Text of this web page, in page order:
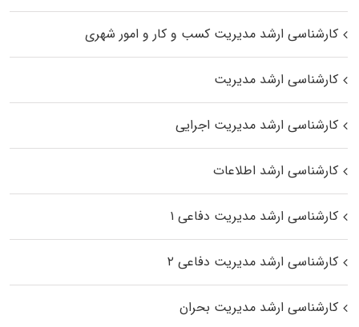
کارشناسی ارشد مدیریت کسب و کار و امور شهری
کارشناسی ارشد مدیریت
کارشناسی ارشد مدیریت اجرایی
کارشناسی ارشد اطلاعات
کارشناسی ارشد مدیریت دفاعی ۱
کارشناسی ارشد مدیریت دفاعی ۲
کارشناسی ارشد مدیریت بحران